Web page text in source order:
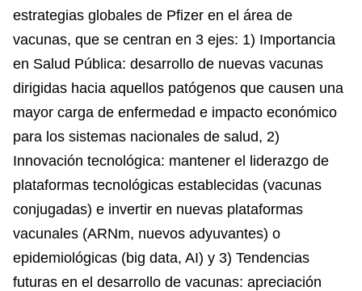
estrategias globales de Pfizer en el área de
vacunas, que se centran en 3 ejes: 1) Importancia
en Salud Pública: desarrollo de nuevas vacunas
dirigidas hacia aquellos patógenos que causen una
mayor carga de enfermedad e impacto económico
para los sistemas nacionales de salud, 2)
Innovación tecnológica: mantener el liderazgo de
plataformas tecnológicas establecidas (vacunas
conjugadas) e invertir en nuevas plataformas
vacunales (ARNm, nuevos adyuvantes) o
epidemiológicas (big data, AI) y 3) Tendencias
futuras en el desarrollo de vacunas: apreciación